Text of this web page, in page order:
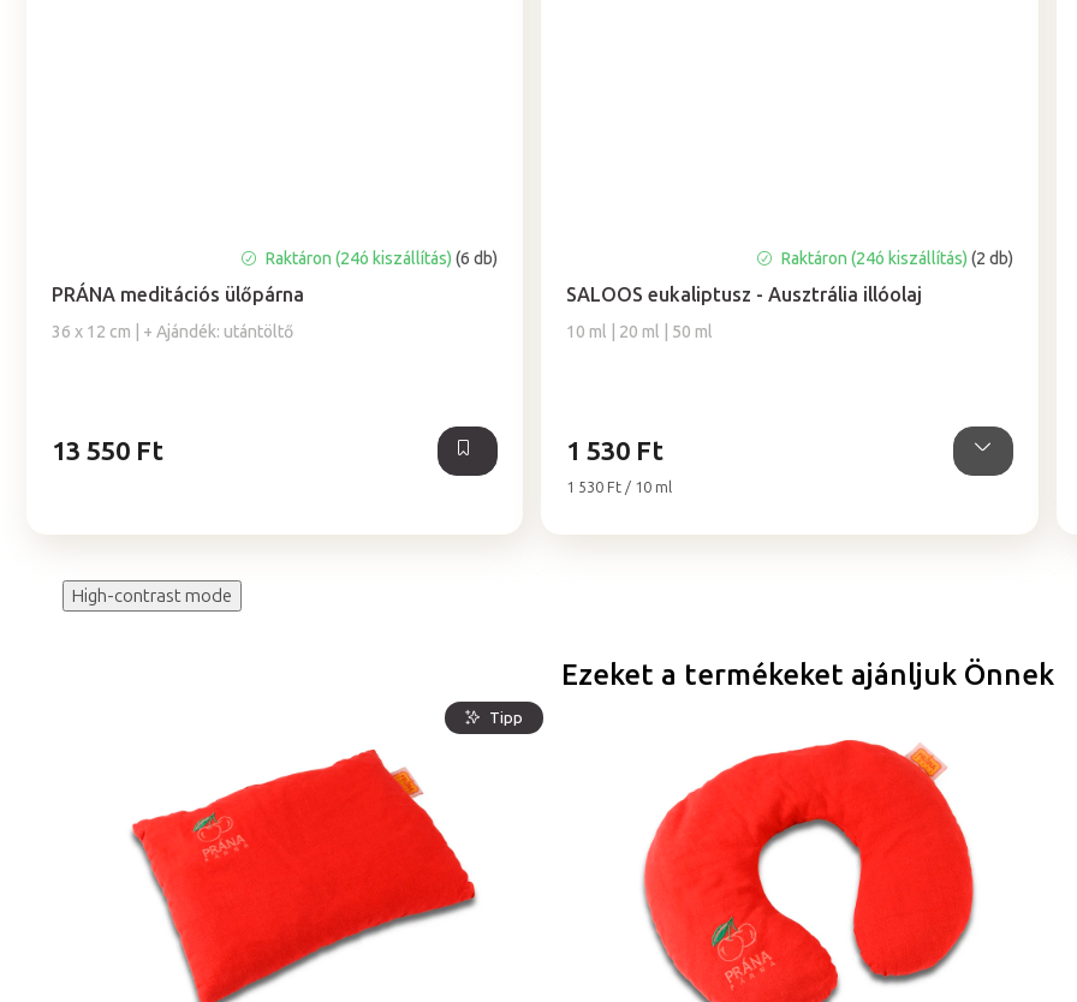
PRÁNA meditációs ülőpárna
36 x 12 cm | + Ajándék: utántöltő
termék
átlagos
értékelése
Raktáron (24ó kiszállítás)(6 db)
13 550 Ft
SALOOS eukaliptusz - Ausztrália illóolaj
10 ml | 20 ml | 50 ml
átlagos
értékelése
Raktáron (24ó kiszállítás) (2 db)
1 530 Ft
Egységár:
1 530 Ft / 10 ml
High-contrast mode
Ezeket a termékeket ajánljuk Önnek
Tipp